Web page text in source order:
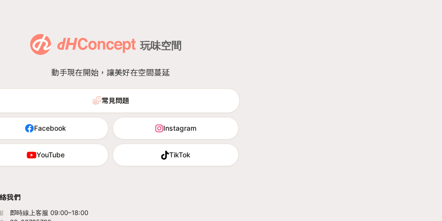
動手現在開始，讓美好在空間蔓延
常見問題
Facebook Instagram
YouTube TikTok
我們
即時線上客服 09:00–18:00